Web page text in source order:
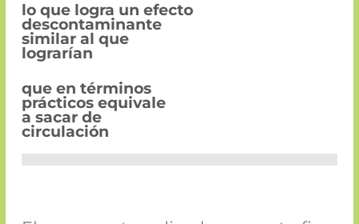
lo que logra un efecto
descontaminante
similar al que
lograrían
que en términos
prácticos equivale
a sacar de
circulación